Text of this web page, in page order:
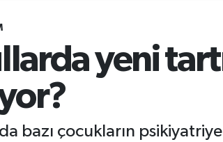
yeni
bazı çocukların